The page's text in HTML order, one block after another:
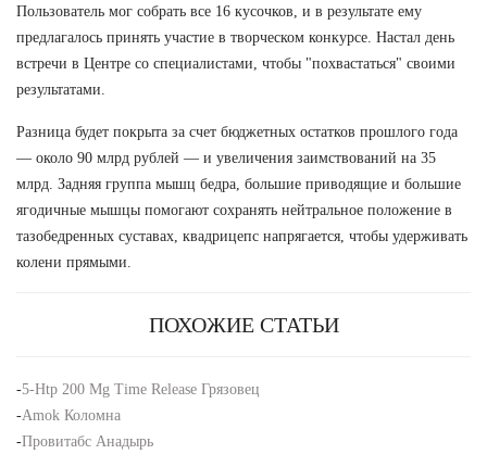
Пользователь мог собрать все 16 кусочков, и в результате ему
предлагалось принять участие в творческом конкурсе. Настал день
встречи в Центре со специалистами, чтобы "похвастаться" своими
результатами.
Разница будет покрыта за счет бюджетных остатков прошлого года
— около 90 млрд рублей — и увеличения заимствований на 35
млрд. Задняя группа мышц бедра, большие приводящие и большие
ягодичные мышцы помогают сохранять нейтральное положение в
тазобедренных суставах, квадрицепс напрягается, чтобы удерживать
колени прямыми.
ПОХОЖИЕ СТАТЬИ
-5-Htp 200 Mg Time Release Грязовец
-Amok Коломна
-Провитабс Анадырь